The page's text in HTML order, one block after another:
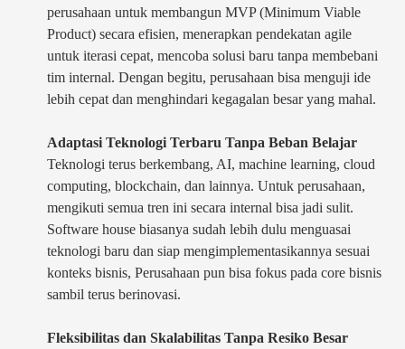
perusahaan untuk membangun MVP (Minimum Viable
Product) secara efisien, menerapkan pendekatan agile
untuk iterasi cepat, mencoba solusi baru tanpa membebani
tim internal. Dengan begitu, perusahaan bisa menguji ide
lebih cepat dan menghindari kegagalan besar yang mahal.
Adaptasi Teknologi Terbaru Tanpa Beban Belajar
Teknologi terus berkembang, AI, machine learning, cloud
computing, blockchain, dan lainnya. Untuk perusahaan,
mengikuti semua tren ini secara internal bisa jadi sulit.
Software house biasanya sudah lebih dulu menguasai
teknologi baru dan siap mengimplementasikannya sesuai
konteks bisnis, Perusahaan pun bisa fokus pada core bisnis
sambil terus berinovasi.
Fleksibilitas dan Skalabilitas Tanpa Resiko Besar